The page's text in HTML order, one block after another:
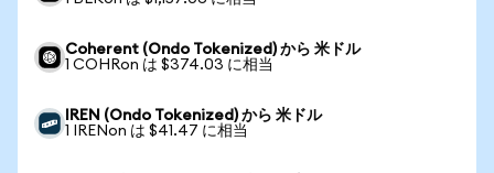
Coherent (Ondo Tokenized) から 米ドル
1 COHRon は $374.03 に相当
IREN (Ondo Tokenized) から 米ドル
1 IRENon は $41.47 に相当